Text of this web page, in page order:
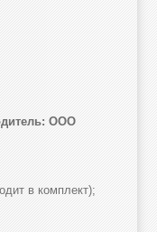
ООО
в комплект);